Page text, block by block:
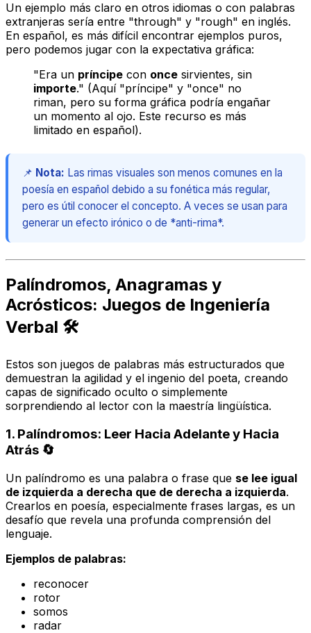
Un ejemplo más claro en otros idiomas o con palabras
extranjeras sería entre "through" y "rough" en inglés.
En español, es más difícil encontrar ejemplos puros,
pero podemos jugar con la expectativa gráfica:
"Era un príncipe con once sirvientes, sin
importe." (Aquí "príncipe" y "once" no
riman, pero su forma gráfica podría engañar
un momento al ojo. Este recurso es más
limitado en español).
📌 Nota: Las rimas visuales son menos comunes en la
poesía en español debido a su fonética más regular,
pero es útil conocer el concepto. A veces se usan para
generar un efecto irónico o de *anti-rima*.
Palíndromos, Anagramas y
Acrósticos: Juegos de Ingeniería
Verbal 🛠️
Estos son juegos de palabras más estructurados que
demuestran la agilidad y el ingenio del poeta, creando
capas de significado oculto o simplemente
sorprendiendo al lector con la maestría lingüística.
1. Palíndromos: Leer Hacia Adelante y Hacia
Atrás 🔄
Un palíndromo es una palabra o frase que se lee igual
de izquierda a derecha que de derecha a izquierda.
Crearlos en poesía, especialmente frases largas, es un
desafío que revela una profunda comprensión del
lenguaje.
Ejemplos de palabras:
reconocer
rotor
somos
radar